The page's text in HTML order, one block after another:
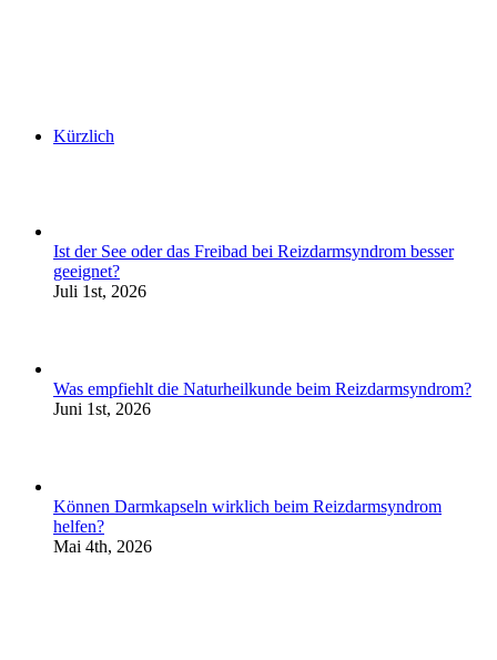
Kürzlich
Ist der See oder das Freibad bei Reizdarmsyndrom besser
geeignet?
Juli 1st, 2026
Was empfiehlt die Naturheilkunde beim Reizdarmsyndrom?
Juni 1st, 2026
Können Darmkapseln wirklich beim Reizdarmsyndrom
helfen?
Mai 4th, 2026